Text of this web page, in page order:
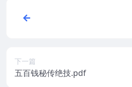
下一篇
五百钱秘传绝技.pdf